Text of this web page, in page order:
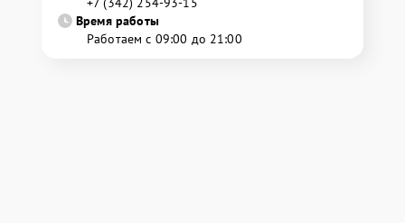
Время работы
Работаем с 09:00 до 21:00